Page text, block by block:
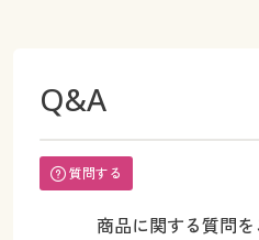
Q&A
質問する
商品に関する質問を